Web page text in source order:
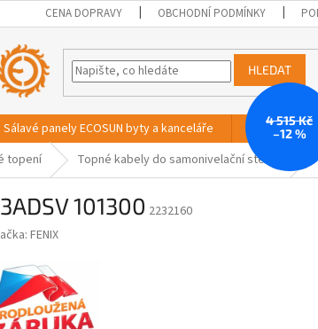
CENA DOPRAVY OBCHODNÍ PODMÍNKY
HLEDAT
Sálavé panely ECOSUN byty a kanceláře Sálavé
topení Topné kabely do samonivelační stěrky
101300 2232160
FENIX
4 515 Kč
–12 %